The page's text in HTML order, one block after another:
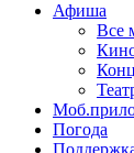
Афиша
Все
Погода